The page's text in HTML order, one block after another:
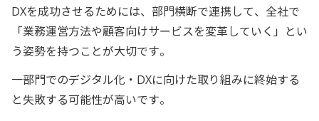
DXを成功させるためには、部門横断で連携して、全社で
「業務運営方法や顧客向けサービスを変革していく」とい
う姿勢を持つことが大切です。
一部門でのデジタル化・DXに向けた取り組みに終始する
と失敗する可能性が高いです。